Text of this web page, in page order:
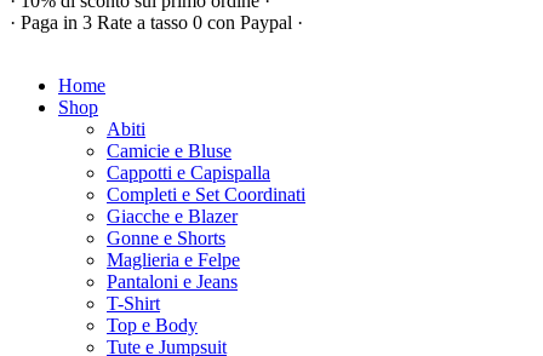
· Paga in 3 Rate a tasso 0 con Paypal ·
Home
Shop
Abiti
Camicie e Bluse
Cappotti e Capispalla
Completi e Set Coordinati
Giacche e Blazer
Gonne e Shorts
Maglieria e Felpe
Pantaloni e Jeans
T-Shirt
Top e Body
Tute e Jumpsuit